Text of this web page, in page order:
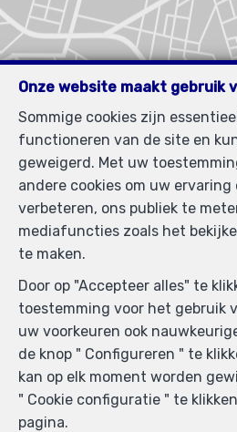
Onze website maakt gebruik
Sommige cookies zijn
functioneren van de site en
geweigerd. Met uw
andere cookies om uw ervaring
verbeteren, ons publiek te
mediafuncties zoals het
te maken.
Door op "Accepteer alles" te
toestemming voor het gebruik
uw voorkeuren ook
de knop " Configureren " te
kan op elk moment worden
" Cookie configuratie " te
pagina.